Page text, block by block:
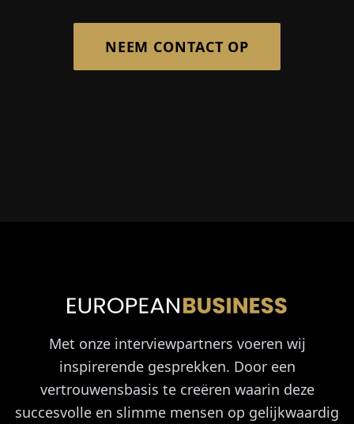
NEEM CONTACT OP
Met onze interviewpartners voeren wij
inspirerende gesprekken. Door een
vertrouwensbasis te creëren waarin deze
succesvolle en slimme mensen op gelijkwaardig